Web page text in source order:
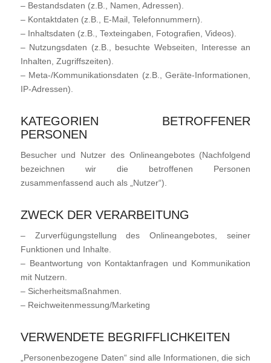
– Bestandsdaten (z.B., Namen, Adressen).
– Kontaktdaten (z.B., E-Mail, Telefonnummern).
– Inhaltsdaten (z.B., Texteingaben, Fotografien, Videos).
– Nutzungsdaten (z.B., besuchte Webseiten, Interesse an
Inhalten, Zugriffszeiten).
– Meta-/Kommunikationsdaten (z.B., Geräte-Informationen,
IP-Adressen).
KATEGORIEN BETROFFENER
PERSONEN
Besucher und Nutzer des Onlineangebotes (Nachfolgend
bezeichnen wir die betroffenen Personen
zusammenfassend auch als „Nutzer“).
ZWECK DER VERARBEITUNG
– Zurverfügungstellung des Onlineangebotes, seiner
Funktionen und Inhalte.
– Beantwortung von Kontaktanfragen und Kommunikation
mit Nutzern.
– Sicherheitsmaßnahmen.
– Reichweitenmessung/Marketing
VERWENDETE BEGRIFFLICHKEITEN
„Personenbezogene Daten“ sind alle Informationen, die sich